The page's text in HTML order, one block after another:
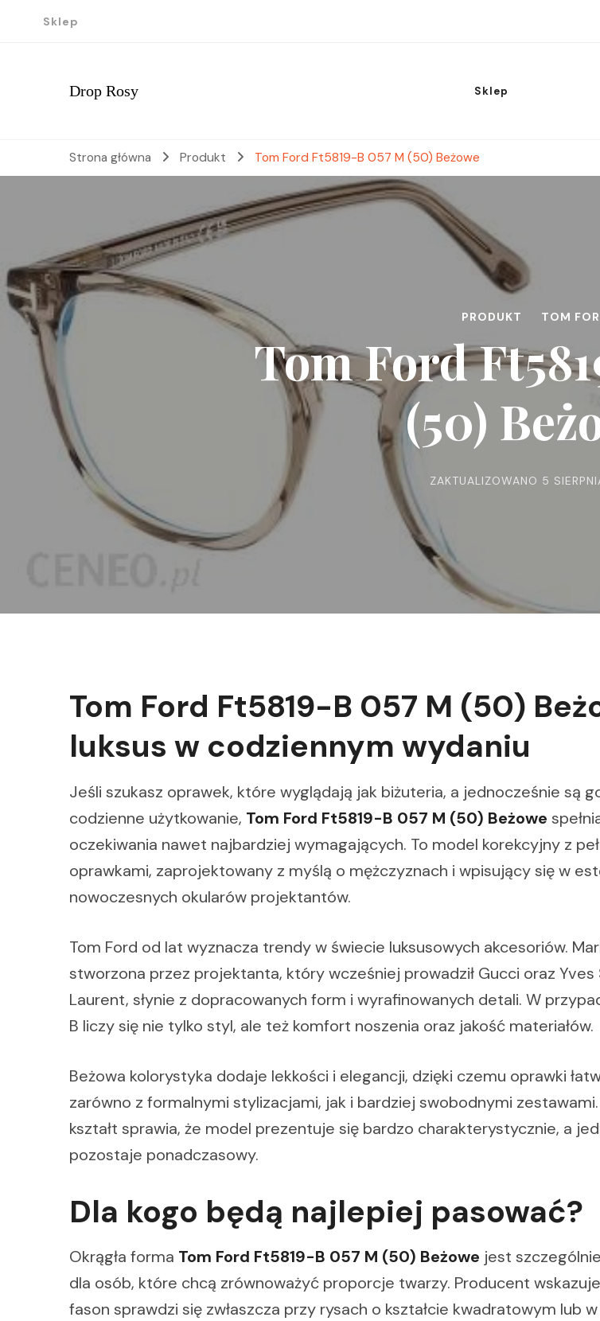
Sklep
Drop Rosy Sklep
Strona główna Produkt Tom Ford Ft5819-B 057 M (50) Beżowe
PRODUKT TOM
Tom Ford
(50)
ZAKTUALIZOWANO 5
Tom Ford Ft5819-B 057 M (50)
luksus w codziennym wydaniu
Jeśli szukasz oprawek, które wyglądają jak biżuteria, a jednocześnie są
codzienne użytkowanie, Tom Ford Ft5819-B 057 M (50) Beżowe
oczekiwania nawet najbardziej wymagających. To model korekcyjny z
oprawkami, zaprojektowany z myślą o mężczyznach i wpisujący się w
nowoczesnych okularów projektantów.
Tom Ford od lat wyznacza trendy w świecie luksusowych akcesoriów.
stworzona przez projektanta, który wcześniej prowadził Gucci oraz Yves
Laurent, słynie z dopracowanych form i wyrafinowanych detali. W
B liczy się nie tylko styl, ale też komfort noszenia oraz jakość materiałów.
Beżowa kolorystyka dodaje lekkości i elegancji, dzięki czemu oprawki
zarówno z formalnymi stylizacjami, jak i bardziej swobodnymi zestawami.
kształt sprawia, że model prezentuje się bardzo charakterystycznie, a
pozostaje ponadczasowy.
Dla kogo będą najlepiej pasować?
Okrągła forma Tom Ford Ft5819-B 057 M (50) Beżowe jest
dla osób, które chcą zrównoważyć proporcje twarzy. Producent
fason sprawdzi się zwłaszcza przy rysach o kształcie kwadratowym lub w